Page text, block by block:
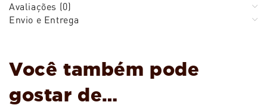
Avaliações (0)
Envio e Entrega
Você também pode
gostar de…